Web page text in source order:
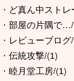
・ ど真ん中ストレ
・ 部屋の片隅で…
・ レビューブログ
・ 伝統攻撃/(1)
・ 睦月堂工房/(1)